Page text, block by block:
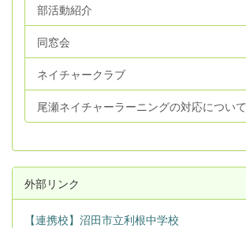
部活動紹介
同窓会
ネイチャークラブ
尾瀬ネイチャーラーニングの対応について
外部リンク
【連携校】沼田市立利根中学校